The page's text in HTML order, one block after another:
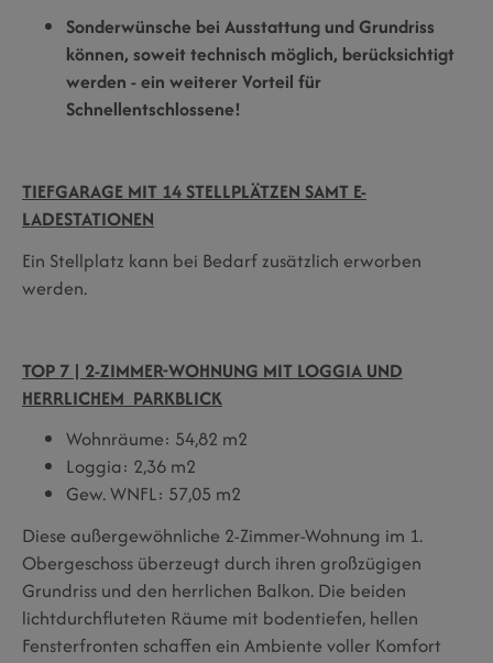
Sonderwünsche bei Ausstattung und Grundriss
können, soweit technisch möglich, berücksichtigt
werden - ein weiterer Vorteil für
Schnellentschlossene!
TIEFGARAGE MIT 14 STELLPLÄTZEN SAMT E-
LADESTATIONEN
Ein Stellplatz kann bei Bedarf zusätzlich erworben
werden.
TOP 7 | 2-ZIMMER-WOHNUNG MIT LOGGIA UND
HERRLICHEM PARKBLICK
Wohnräume: 54,82 m2
Loggia: 2,36 m2
Gew. WNFL: 57,05 m2
Diese außergewöhnliche 2-Zimmer-Wohnung im 1.
Obergeschoss überzeugt durch ihren großzügigen
Grundriss und den herrlichen Balkon. Die beiden
lichtdurchfluteten Räume mit bodentiefen, hellen
Fensterfronten schaffen ein Ambiente voller Komfort